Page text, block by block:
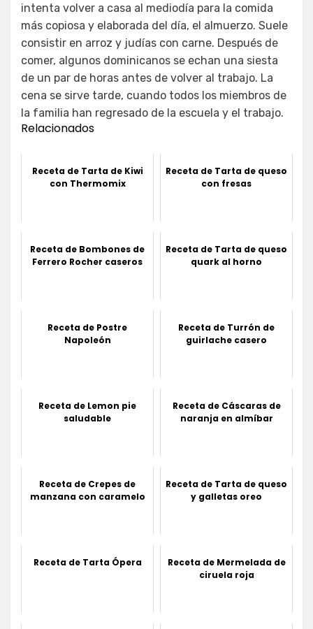
intenta volver a casa al mediodía para la comida
más copiosa y elaborada del día, el almuerzo. Suele
consistir en arroz y judías con carne. Después de
comer, algunos dominicanos se echan una siesta
de un par de horas antes de volver al trabajo. La
cena se sirve tarde, cuando todos los miembros de
la familia han regresado de la escuela y el trabajo.
Relacionados
Receta de Tarta de Kiwi
con Thermomix
Receta de Tarta de queso
con fresas
Receta de Bombones de
Ferrero Rocher caseros
Receta de Tarta de queso
quark al horno
Receta de Postre
Napoleón
Receta de Turrón de
guirlache casero
Receta de Lemon pie
saludable
Receta de Cáscaras de
naranja en almíbar
Receta de Crepes de
manzana con caramelo
Receta de Tarta de queso
y galletas oreo
Receta de Tarta Ópera
Receta de Mermelada de
ciruela roja